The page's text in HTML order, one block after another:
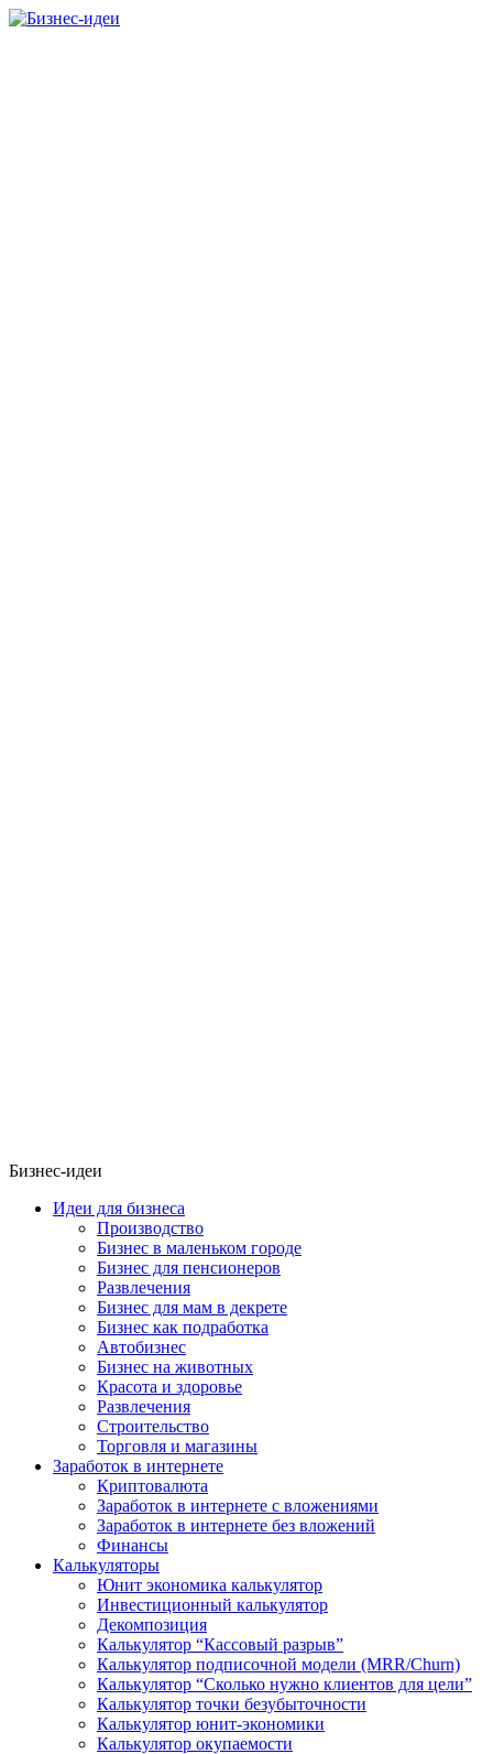
Бизнес-идеи
Идеи для бизнеса
Производство
Бизнес в маленьком городе
Бизнес для пенсионеров
Развлечения
Бизнес для мам в декрете
Бизнес как подработка
Автобизнес
Бизнес на животных
Красота и здоровье
Развлечения
Строительство
Торговля и магазины
Заработок в интернете
Криптовалюта
Заработок в интернете c вложениями
Заработок в интернете без вложений
Финансы
Калькуляторы
Юнит экономика калькулятор
Инвестиционный калькулятор
Декомпозиция
Калькулятор “Кассовый разрыв”
Калькулятор подписочной модели (MRR/Churn)
Калькулятор “Сколько нужно клиентов для цели”
Калькулятор точки безубыточности
Калькулятор юнит-экономики
Калькулятор окупаемости